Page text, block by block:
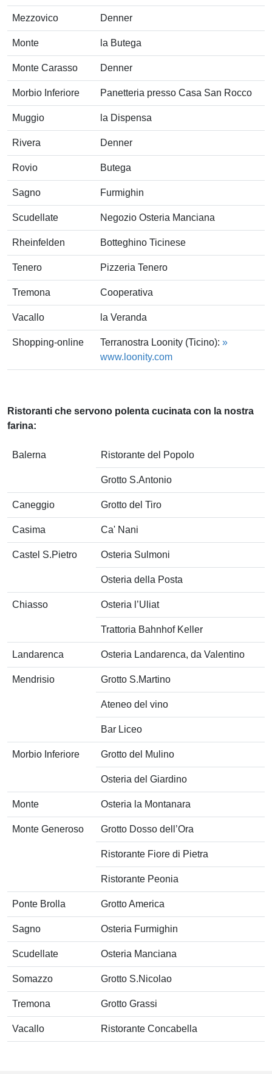
Mezzovico Denner
Monte la Butega
Monte Carasso Denner
Morbio Inferiore Panetteria presso Casa San Rocco
Muggio la Dispensa
Rivera Denner
Rovio Butega
Sagno Furmighin
Scudellate Negozio Osteria Manciana
Rheinfelden Botteghino Ticinese
Tenero Pizzeria Tenero
Tremona Cooperativa
Vacallo la Veranda
Shopping-online Terranostra Loonity (Ticino): »
www.loonity.com
Ristoranti che servono polenta cucinata con la nostra
farina:
Balerna Ristorante del Popolo
Grotto S.Antonio
Caneggio Grotto del Tiro
Casima Ca' Nani
Castel S.Pietro Osteria Sulmoni
Osteria della Posta
Chiasso Osteria l’Uliat
Trattoria Bahnhof Keller
Landarenca Osteria Landarenca, da Valentino
Mendrisio Grotto S.Martino
Ateneo del vino
Bar Liceo
Morbio Inferiore Grotto del Mulino
Osteria del Giardino
Monte Osteria la Montanara
Monte Generoso Grotto Dosso dell’Ora
Ristorante Fiore di Pietra
Ristorante Peonia
Ponte Brolla Grotto America
Sagno Osteria Furmighin
Scudellate Osteria Manciana
Somazzo Grotto S.Nicolao
Tremona Grotto Grassi
Vacallo Ristorante Concabella